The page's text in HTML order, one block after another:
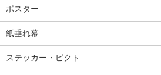
ポスター
紙垂れ幕
ステッカー・ピクト